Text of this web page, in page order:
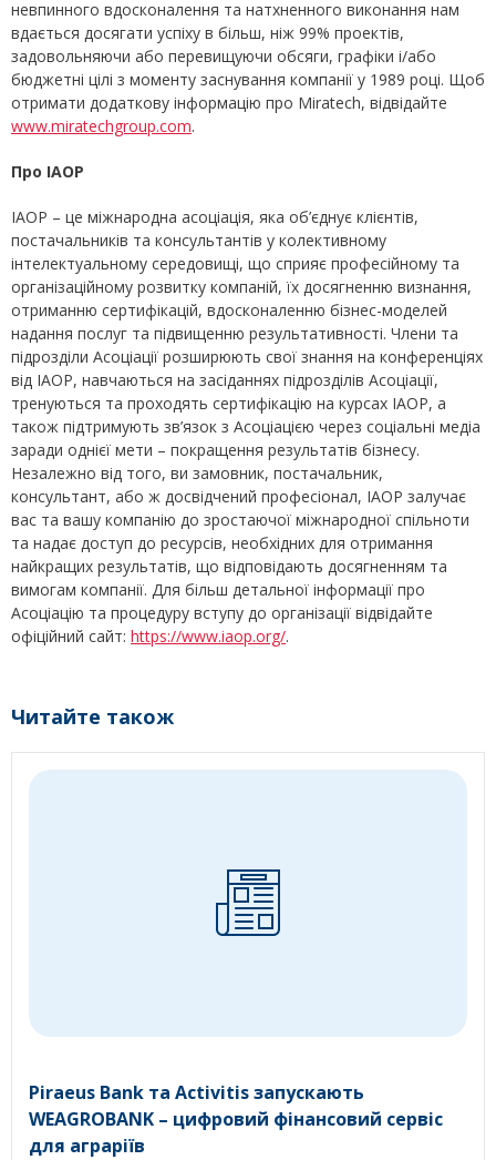
невпинного вдосконалення та натхненного виконання нам
вдається досягати успіху в більш, ніж 99% проектів,
задовольняючи або перевищуючи обсяги, графіки і/або
бюджетні цілі з моменту заснування компанії у 1989 році. Щоб
отримати додаткову інформацію про Miratech, відвідайте
www.miratechgroup.com.
Про IAOP
IAOP – це міжнародна асоціація, яка об’єднує клієнтів,
постачальників та консультантів у колективному
інтелектуальному середовищі, що сприяє професійному та
організаційному розвитку компаній, їх досягненню визнання,
отриманню сертифікацій, вдосконаленню бізнес-моделей
надання послуг та підвищенню результативності. Члени та
підрозділи Асоціації розширюють свої знання на конференціях
від IAOP, навчаються на засіданнях підрозділів Асоціації,
тренуються та проходять сертифікацію на курсах IAOP, а
також підтримують зв’язок з Асоціацією через соціальні медіа
заради однієї мети – покращення результатів бізнесу.
Незалежно від того, ви замовник, постачальник,
консультант, або ж досвідчений професіонал, IAOP залучає
вас та вашу компанію до зростаючої міжнародної спільноти
та надає доступ до ресурсів, необхідних для отримання
найкращих результатів, що відповідають досягненням та
вимогам компанії. Для більш детальної інформації про
Асоціацію та процедуру вступу до організації відвідайте
офіційний сайт: https://www.iaop.org/.
Читайте також
Piraeus Bank та Activitis запускають
WEAGROBANK – цифровий фінансовий сервіс
для аграріїв